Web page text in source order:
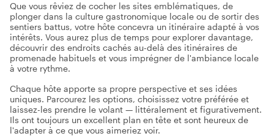
Que vous rêviez de cocher les sites emblématiques, de
plonger dans la culture gastronomique locale ou de sortir des
sentiers battus, votre hôte concevra un itinéraire adapté à vos
intérêts. Vous aurez plus de temps pour explorer davantage,
découvrir des endroits cachés au-delà des itinéraires de
promenade habituels et vous imprégner de l'ambiance locale
à votre rythme.
Chaque hôte apporte sa propre perspective et ses idées
uniques. Parcourez les options, choisissez votre préférée et
laissez-les prendre le volant — littéralement et figurativement.
Ils ont toujours un excellent plan en tête et sont heureux de
l'adapter à ce que vous aimeriez voir.